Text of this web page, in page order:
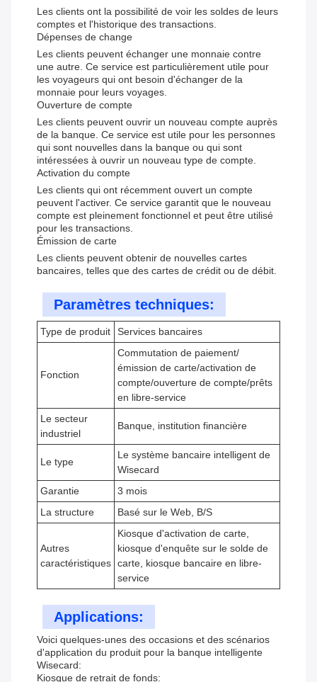
Les clients ont la possibilité de voir les soldes de leurs
comptes et l'historique des transactions.
Dépenses de change
Les clients peuvent échanger une monnaie contre
une autre. Ce service est particulièrement utile pour
les voyageurs qui ont besoin d'échanger de la
monnaie pour leurs voyages.
Ouverture de compte
Les clients peuvent ouvrir un nouveau compte auprès
de la banque. Ce service est utile pour les personnes
qui sont nouvelles dans la banque ou qui sont
intéressées à ouvrir un nouveau type de compte.
Activation du compte
Les clients qui ont récemment ouvert un compte
peuvent l'activer. Ce service garantit que le nouveau
compte est pleinement fonctionnel et peut être utilisé
pour les transactions.
Émission de carte
Les clients peuvent obtenir de nouvelles cartes
bancaires, telles que des cartes de crédit ou de débit.
Paramètres techniques:
Type de produit Services bancaires
Fonction
Commutation de paiement/
émission de carte/activation de
compte/ouverture de compte/prêts
en libre-service
Le secteur
industriel
Banque, institution financière
Le type
Le système bancaire intelligent de
Wisecard
Garantie
3 mois
La structure
Basé sur le Web, B/S
Autres
caractéristiques
Kiosque d'activation de carte,
kiosque d'enquête sur le solde de
carte, kiosque bancaire en libre-
service
Applications:
Voici quelques-unes des occasions et des scénarios
d'application du produit pour la banque intelligente
Wisecard:
Kiosque de retrait de fonds: